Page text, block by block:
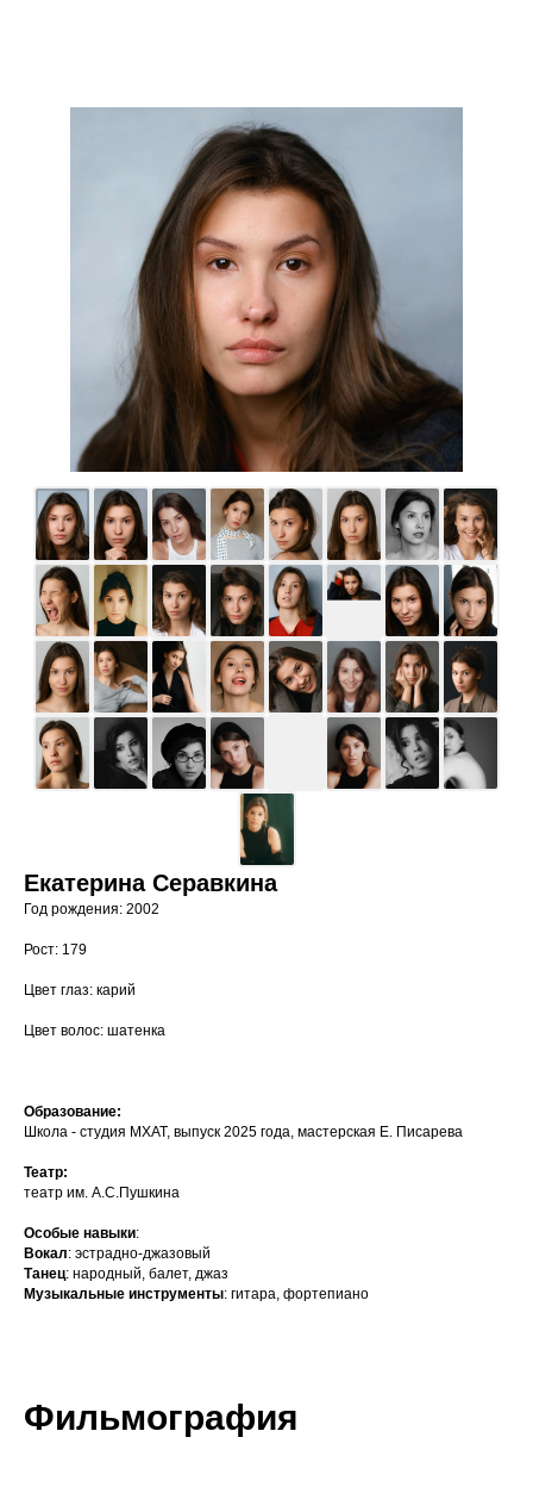
Екатерина Серавкина
Год рождения: 2002
Рост: 179
Цвет глаз: карий
Цвет волос: шатенка
Образование:
Школа - студия МХАТ, выпуск 2025 года, мастерская Е. Писарева
Театр:
театр им. А.С.Пушкина
Особые навыки:
Вокал: эстрадно-джазовый
Танец: народный, балет, джаз
Музыкальные инструменты: гитара, фортепиано
Фильмография